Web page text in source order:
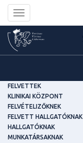
Toggle
navigation
FELVETTEK
KLINIKAI KÖZPONT
FELVÉTELIZŐKNEK
FELVETT HALLGATÓKNAK
HALLGATÓKNAK
MUNKATÁRSAKNAK